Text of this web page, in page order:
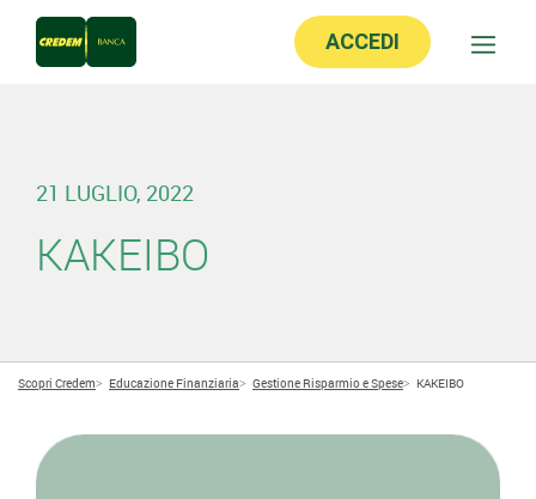
ACCEDI
21 LUGLIO, 2022
KAKEIBO
Scopri Credem Educazione Finanziaria Gestione Risparmio e Spese KAKEIBO